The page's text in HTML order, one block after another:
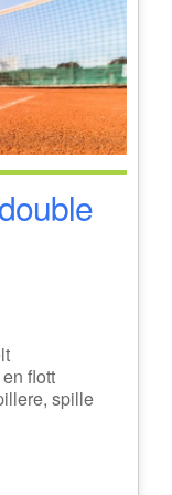
flott
spille